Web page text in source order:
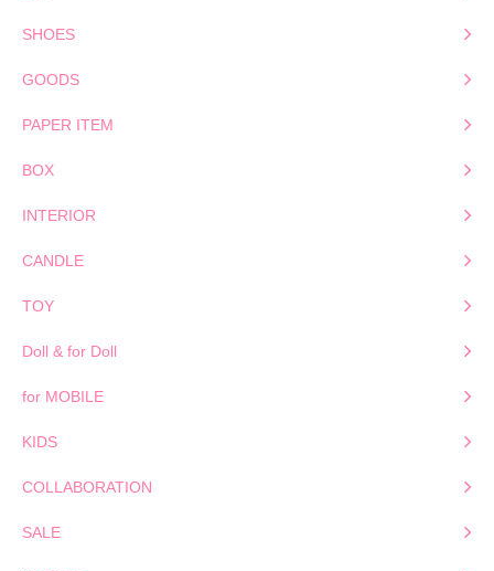
SHOES
GOODS
PAPER ITEM
BOX
INTERIOR
CANDLE
TOY
Doll & for Doll
for MOBILE
KIDS
COLLABORATION
SALE